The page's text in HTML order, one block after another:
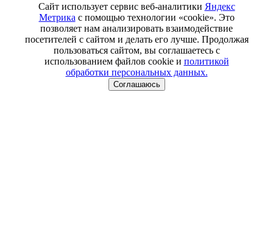
Сайт использует сервис веб-аналитики Яндекс
Метрика с помощью технологии «cookie». Это
позволяет нам анализировать взаимодействие
посетителей с сайтом и делать его лучше. Продолжая
пользоваться сайтом, вы соглашаетесь с
использованием файлов cookie и политикой
обработки персональных данных.
Соглашаюсь